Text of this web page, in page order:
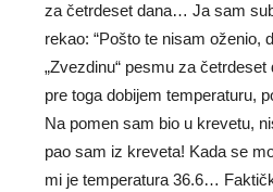
za četrdeset dana… Ja sam
rekao: “Pošto te nisam oženio,
„Zvezdinu“ pesmu za četrdeset
pre toga dobijem temperaturu,
Na pomen sam bio u krevetu,
pao sam iz kreveta! Kada se
mi je temperatura 36.6…